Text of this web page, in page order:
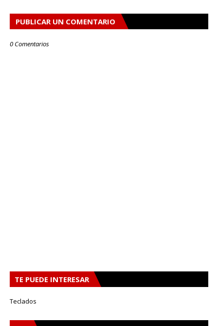
PUBLICAR UN COMENTARIO
0 Comentarios
TE PUEDE INTERESAR
Teclados